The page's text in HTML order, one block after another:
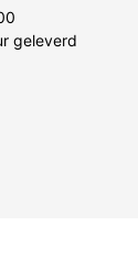
geleverd